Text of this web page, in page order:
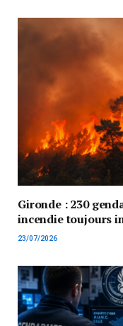
Gironde : 230
incendie toujours
23/07/2026